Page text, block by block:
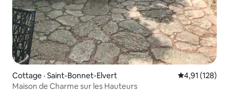
Cottage · Saint-Bonnet-Elvert Note
4,91 (128)
Maison de Charme sur les Hauteurs